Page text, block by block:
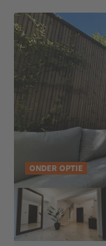
ONDER OPTIE